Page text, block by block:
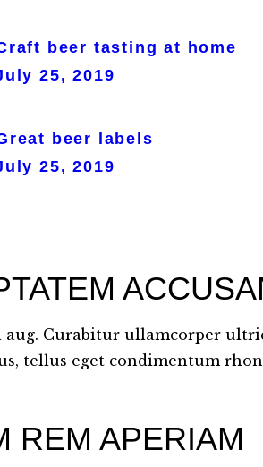
beer tasting at home
25, 2019
beer labels
25, 2019
Curabitur ullamcorper
tellus eget condimentum
REM APERIAM